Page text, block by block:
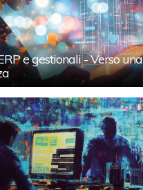
e gestionali - Verso